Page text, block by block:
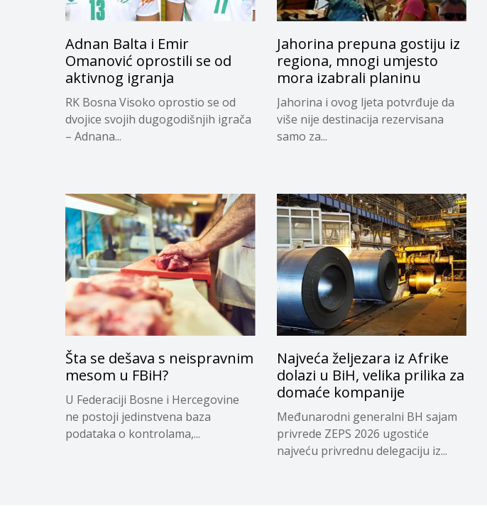
Adnan Balta i Emir
Omanović oprostili se od
aktivnog igranja
RK Bosna Visoko oprostio se od
dvojice svojih dugogodišnjih igrača
– Adnana...
Jahorina prepuna gostiju iz
regiona, mnogi umjesto
mora izabrali planinu
Jahorina i ovog ljeta potvrđuje da
više nije destinacija rezervisana
samo za...
Šta se dešava s neispravnim
mesom u FBiH?
U Federaciji Bosne i Hercegovine
ne postoji jedinstvena baza
podataka o kontrolama,...
Najveća željezara iz Afrike
dolazi u BiH, velika prilika za
domaće kompanije
Međunarodni generalni BH sajam
privrede ZEPS 2026 ugostiće
najveću privrednu delegaciju iz...